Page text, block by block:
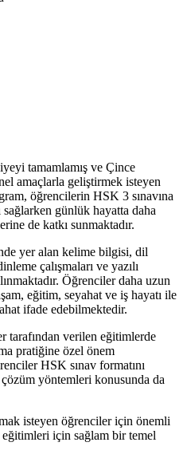
tamamlamış ve Çince
amaçlarla geliştirmek isteyen
öğrencilerin HSK 3 sınavına
sağlarken günlük hayatta daha
de katkı sunmaktadır.
yer alan kelime bilgisi, dil
çalışmaları ve yazılı
Öğrenciler daha uzun
eğitim, seyahat ve iş hayatı ile
ifade edebilmektedir.
tarafından verilen eğitimlerde
pratiğine özel önem
HSK sınav formatını
yöntemleri konusunda da
isteyen öğrenciler için önemli
için sağlam bir temel